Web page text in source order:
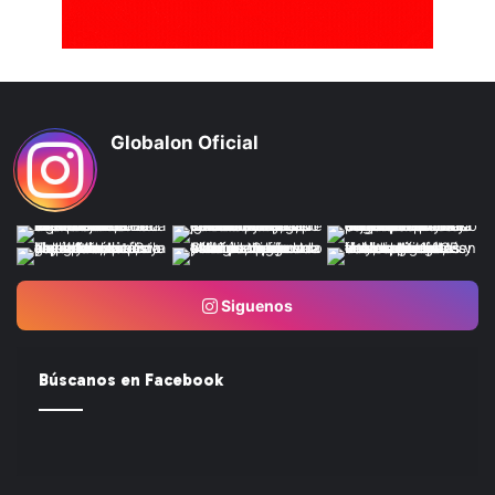
Globalon Oficial
Siguenos
Búscanos en Facebook